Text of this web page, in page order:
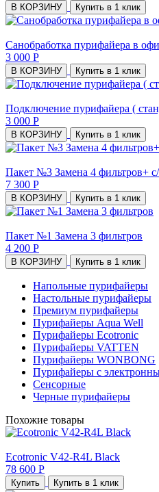
В КОРЗИНУ Купить в 1 клик
Санобработка пурифайера в
3 000 Р
В КОРЗИНУ Купить в 1 клик
Подключение пурифайера (
3 000 Р
В КОРЗИНУ Купить в 1 клик
Пакет №3 Замена 4 фильтров+
7 300 Р
В КОРЗИНУ Купить в 1 клик
Пакет №1 Замена 3 фильтров
4 200 Р
В КОРЗИНУ Купить в 1 клик
Напольные пурифайеры
Настольные пурифайеры
Премиум пурифайеры
Пурифайеры Aqua Well
Пурифайеры Ecotronic
Пурифайеры VATTEN
Пурифайеры WONBONG
Пурифайеры с
Сенсорные
Черные пурифайеры
Похожие товары
Ecotronic V42-R4L Black
78 600 Р
Купить Купить в 1 клик